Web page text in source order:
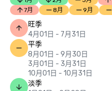
7月
8月 9月
旺季
4月01日 - 7月31日
平季
8月01日 - 9月30日
3月01日 - 3月31日
10月01日 - 10月31日
淡季